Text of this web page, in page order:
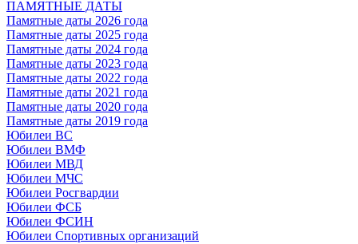
ПАМЯТНЫЕ ДАТЫ
Памятные даты 2026 года
Памятные даты 2025 года
Памятные даты 2024 года
Памятные даты 2023 года
Памятные даты 2022 года
Памятные даты 2021 года
Памятные даты 2020 года
Памятные даты 2019 года
Юбилеи ВС
Юбилеи ВМФ
Юбилеи МВД
Юбилеи МЧС
Юбилеи Росгвардии
Юбилеи ФСБ
Юбилеи ФСИН
Юбилеи Спортивных организаций